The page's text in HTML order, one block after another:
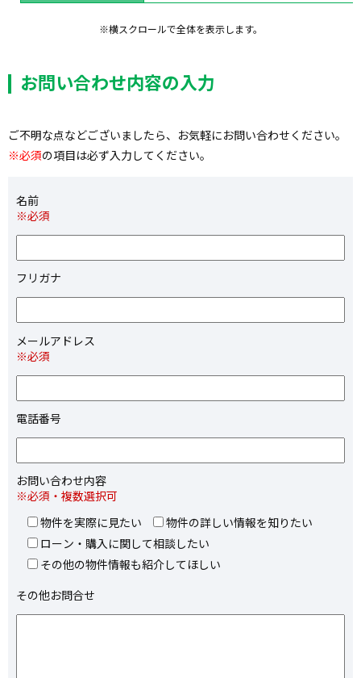
※横スクロールで全体を表示します。
お問い合わせ内容の入力
ご不明な点などございましたら、お気軽にお問い合わせください。
※必須の項目は必ず入力してください。
名前
※必須
フリガナ
メールアドレス
※必須
電話番号
お問い合わせ内容
※必須・複数選択可
物件を実際に見たい
物件の詳しい情報を知りたい
ローン・購入に関して相談したい
その他の物件情報も紹介してほしい
その他お問合せ